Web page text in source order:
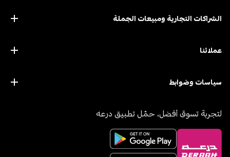
الشراكات التجارية ومبيعات الجملة
عملائنا
سياسات وضوابط
لتجربة تسوق أفضل، حمّل تطبيق درعه